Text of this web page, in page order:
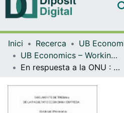
Inici Recerca
UB
UB Economics – Working Papers [ERE]
En respuesta a la ONU : ¿Es el fútbol un indicador del progreso y desarrollo en la esfera internacional?